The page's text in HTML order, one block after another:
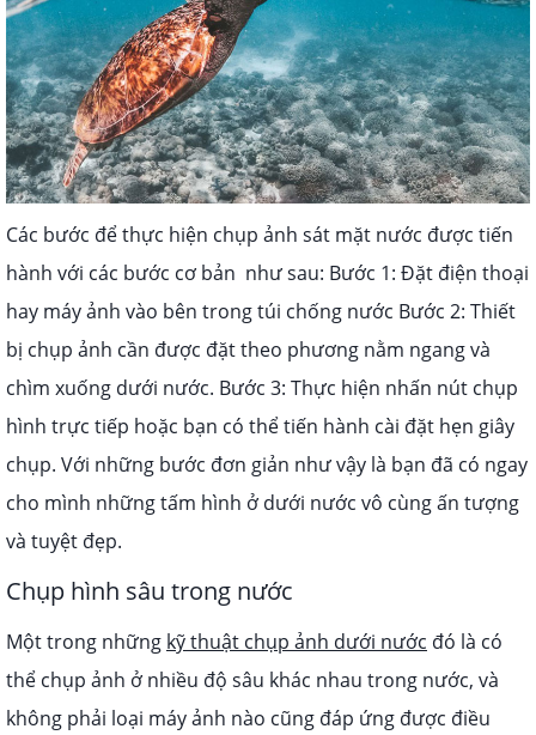
Các bước để thực hiện chụp ảnh sát mặt nước được tiến
hành với các bước cơ bản như sau: Bước 1: Đặt điện thoại
hay máy ảnh vào bên trong túi chống nước Bước 2: Thiết
bị chụp ảnh cần được đặt theo phương nằm ngang và
chìm xuống dưới nước. Bước 3: Thực hiện nhấn nút chụp
hình trực tiếp hoặc bạn có thể tiến hành cài đặt hẹn giây
chụp. Với những bước đơn giản như vậy là bạn đã có ngay
cho mình những tấm hình ở dưới nước vô cùng ấn tượng
và tuyệt đẹp.
Chụp hình sâu trong nước
Một trong những kỹ thuật chụp ảnh dưới nước đó là có
thể chụp ảnh ở nhiều độ sâu khác nhau trong nước, và
không phải loại máy ảnh nào cũng đáp ứng được điều